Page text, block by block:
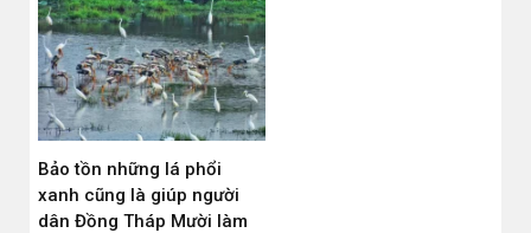
Bảo tồn những lá phổi
xanh cũng là giúp người
dân Đồng Tháp Mười làm